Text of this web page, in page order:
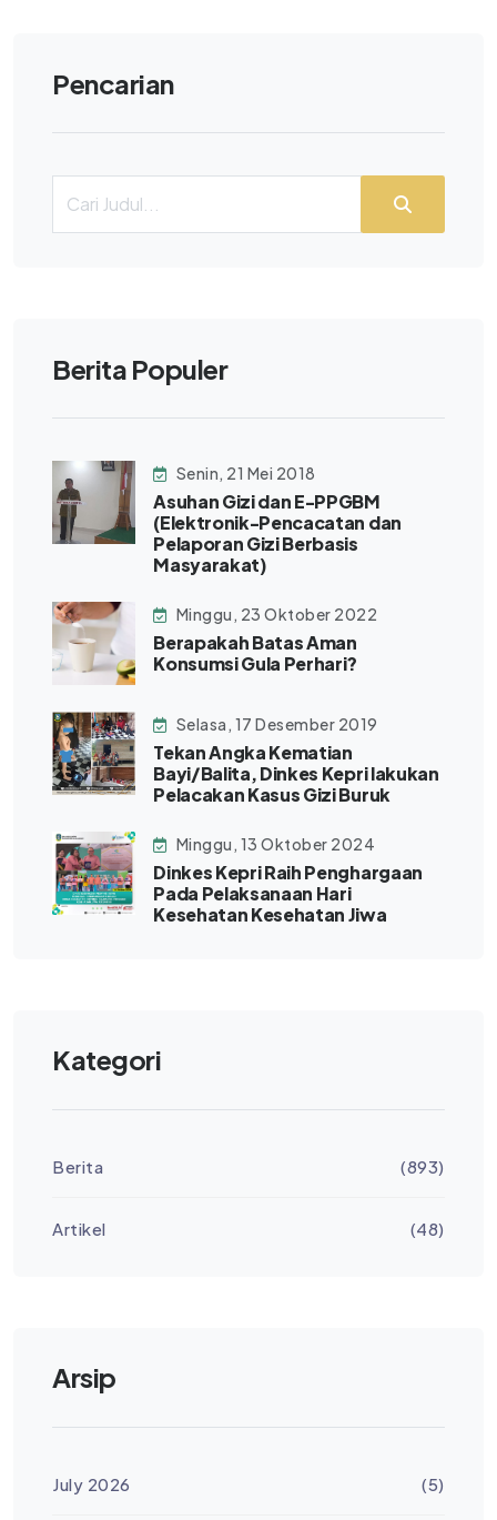
Pencarian
Berita Populer
Senin, 21 Mei 2018
Asuhan Gizi dan E-PPGBM
(Elektronik-Pencacatan dan
Pelaporan Gizi Berbasis
Masyarakat)
Minggu, 23 Oktober 2022
Berapakah Batas Aman
Konsumsi Gula Perhari?
Selasa, 17 Desember 2019
Tekan Angka Kematian
Bayi/Balita, Dinkes Kepri lakukan
Pelacakan Kasus Gizi Buruk
Minggu, 13 Oktober 2024
Dinkes Kepri Raih Penghargaan
Pada Pelaksanaan Hari
Kesehatan Kesehatan Jiwa
Kategori
Berita (893)
Artikel (48)
Arsip
July 2026 (5)